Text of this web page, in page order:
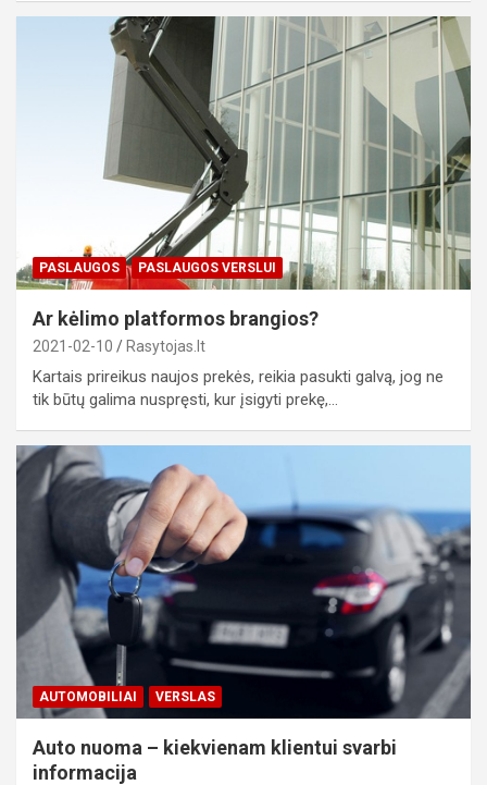
PASLAUGOS PASLAUGOS VERSLUI
Ar kėlimo platformos brangios?
2021-02-10 Rasytojas.lt
Kartais prireikus naujos prekės, reikia pasukti galvą, jog ne
tik būtų galima nuspręsti, kur įsigyti prekę,…
AUTOMOBILIAI VERSLAS
Auto nuoma – kiekvienam klientui svarbi
informacija